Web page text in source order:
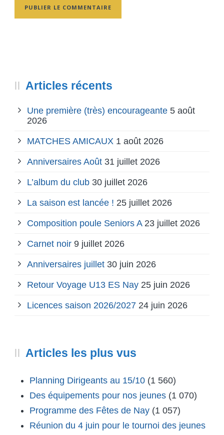
Articles récents
Une première (très) encourageante 5 août
2026
MATCHES AMICAUX 1 août 2026
Anniversaires Août 31 juillet 2026
L’album du club 30 juillet 2026
La saison est lancée ! 25 juillet 2026
Composition poule Seniors A 23 juillet 2026
Carnet noir 9 juillet 2026
Anniversaires juillet 30 juin 2026
Retour Voyage U13 ES Nay 25 juin 2026
Licences saison 2026/2027 24 juin 2026
Articles les plus vus
Planning Dirigeants au 15/10 (1 560)
Des équipements pour nos jeunes (1 070)
Programme des Fêtes de Nay (1 057)
Réunion du 4 juin pour le tournoi des jeunes